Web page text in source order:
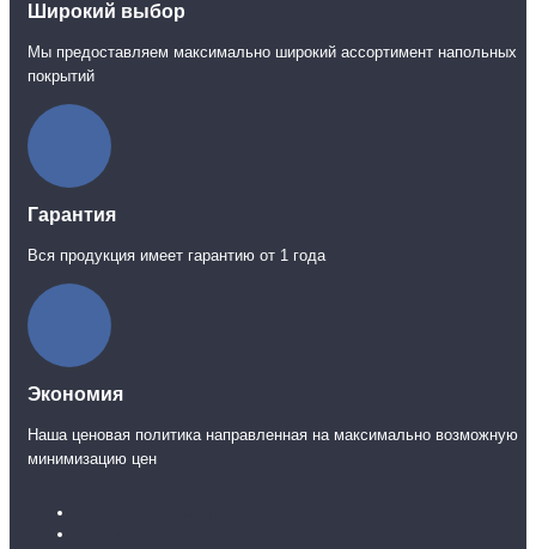
Широкий выбор
Мы предоставляем максимально широкий ассортимент напольных
покрытий
Гарантия
Вся продукция имеет гарантию от 1 года
Экономия
Наша ценовая политика направленная на максимально возможную
минимизацию цен